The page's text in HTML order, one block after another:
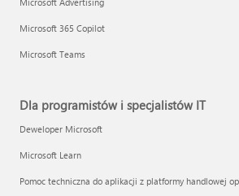
Microsoft 365 Copilot
Microsoft Teams
Dla programistów i specjalistów IT
Deweloper Microsoft
Microsoft Learn
Pomoc techniczna do aplikacji z platformy handlowej